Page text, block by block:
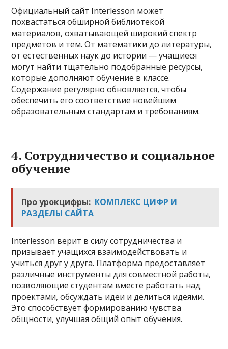
Официальный сайт Interlesson может
похвастаться обширной библиотекой
материалов, охватывающей широкий спектр
предметов и тем. От математики до литературы,
от естественных наук до истории — учащиеся
могут найти тщательно подобранные ресурсы,
которые дополняют обучение в классе.
Содержание регулярно обновляется, чтобы
обеспечить его соответствие новейшим
образовательным стандартам и требованиям.
4. Сотрудничество и социальное
обучение
Про урокцифры: КОМПЛЕКС ЦИФР И
РАЗДЕЛЫ САЙТА
Interlesson верит в силу сотрудничества и
призывает учащихся взаимодействовать и
учиться друг у друга. Платформа предоставляет
различные инструменты для совместной работы,
позволяющие студентам вместе работать над
проектами, обсуждать идеи и делиться идеями.
Это способствует формированию чувства
общности, улучшая общий опыт обучения.